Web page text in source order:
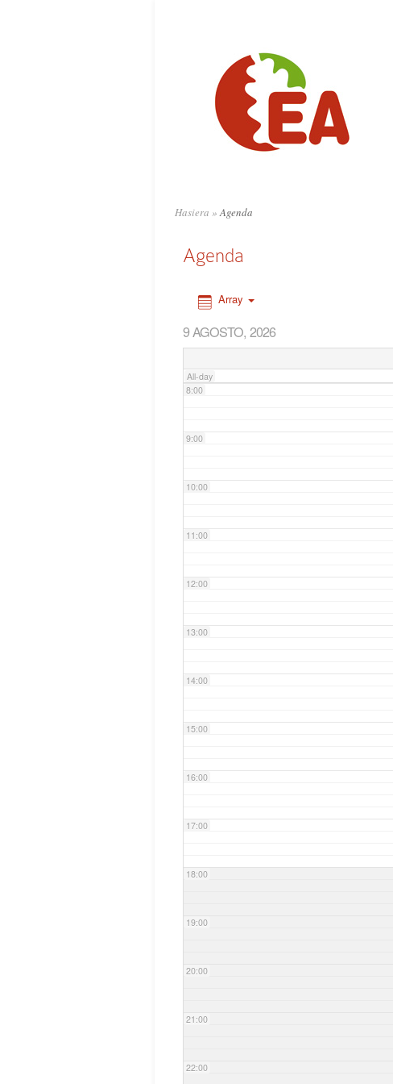
Hasiera »Agenda
Agenda
Array
9 AGOSTO, 2026
All-day
6:00
8:00
9:00
10:00
11:00
12:00
13:00
14:00
15:00
16:00
17:00
18:00
19:00
20:00
21:00
22:00